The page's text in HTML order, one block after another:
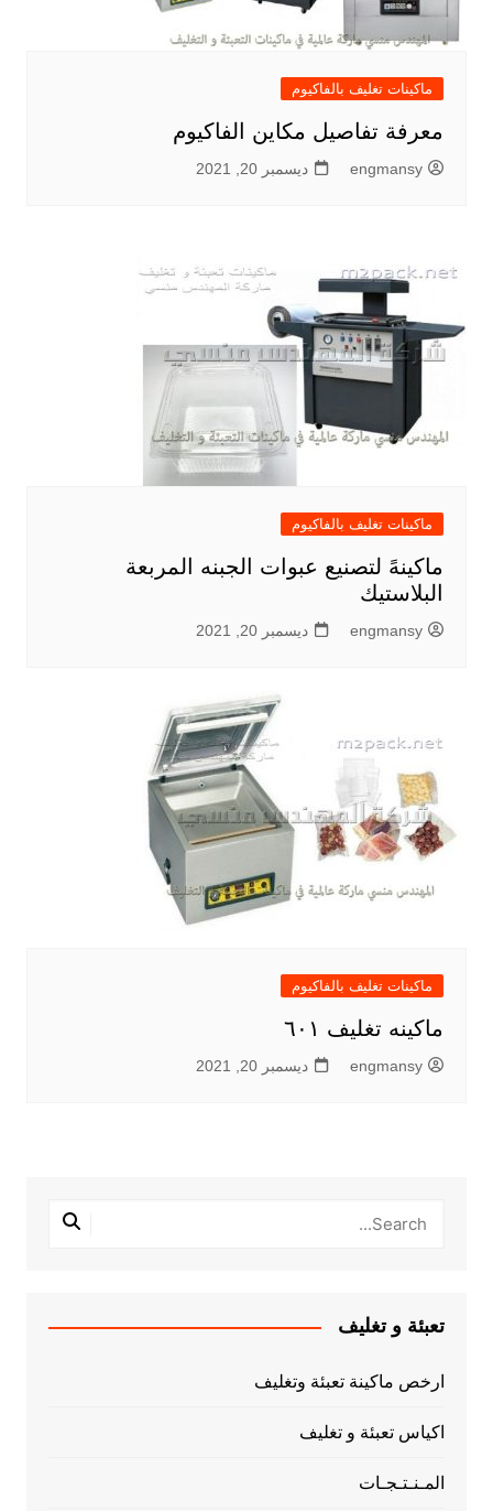
ماكينات تغليف بالفاكيوم
معرفة تفاصيل مكاين الفاكيوم
engmansy ديسمبر 20, 2021
ماكينات تغليف بالفاكيوم
ماكينهً لتصنيع عبوات الجبنه المربعة
البلاستيك
engmansy ديسمبر 20, 2021
ماكينات تغليف بالفاكيوم
ماكينه تغليف ٦٠١
engmansy ديسمبر 20, 2021
تعبئة و تغليف
ارخص ماكينة تعبئة وتغليف
اكياس تعبئة و تغليف
المـنـتـجـات